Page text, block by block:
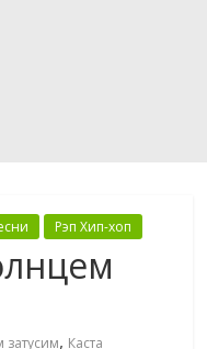
Рэп Хип-хоп
затусим, Каста